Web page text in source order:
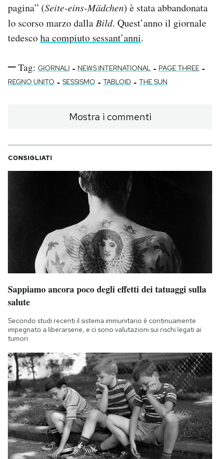
pagina” (Seite-eins-Mädchen) è stata abbandonata
lo scorso marzo dalla Bild. Quest’anno il giornale
tedescoha compiuto sessant’anni.
Tag: GIORNALI - NEWS INTERNATIONAL - PAGE THREE -
REGNO UNITO - SESSISMO - TABLOID - THE SUN
Mostra i commenti
CONSIGLIATI
Sappiamo ancora poco degli effetti dei tatuaggi sulla
salute
Secondo studi recenti il sistema immunitario è continuamente
impegnato a liberarsene, e ci sono valutazioni sui rischi legati ai
tumori